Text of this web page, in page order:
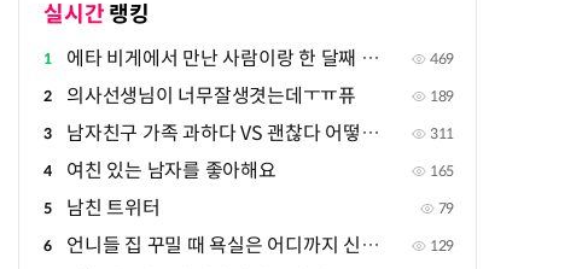
실시간 랭킹
1 에타 비게에서 만난 사람이랑 한 달째 연락중인데 469
2 의사선생님이 너무잘생겻는데ㅜㅠ퓨 189
3 남자친구 가족 과하다 VS 괜찮다 어떻게 생각해 311
4 여친 있는 남자를 좋아해요 165
5 남친 트위터 79
6 언니들 집 꾸밀 때 욕실은 어디까지 신경 써?? 129